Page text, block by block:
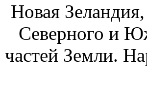
Новая
Северного и
частей Земли.